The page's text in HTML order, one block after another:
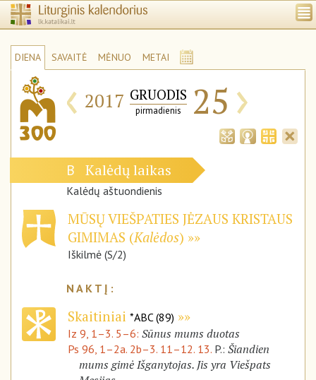
DIENA SAVAITĖ MĖNUO METAI
‹ 2017 GRUODIS
pirmadienis 25 ›
B Kalėdų laikas
Kalėdų aštuondienis
MŪSŲ VIEŠPATIES JĖZAUS KRISTAUS
GIMIMAS (Kalėdos)
Iškilmė (S/2)
Skaitiniai *ABC (89)
Iz 9, 1–3. 5–6: Sūnus mums duotas
Ps 96, 1–2a. 2b–3. 11–12. 13. P.: Šiandien
mums gimė Išganytojas. Jis yra Viešpats